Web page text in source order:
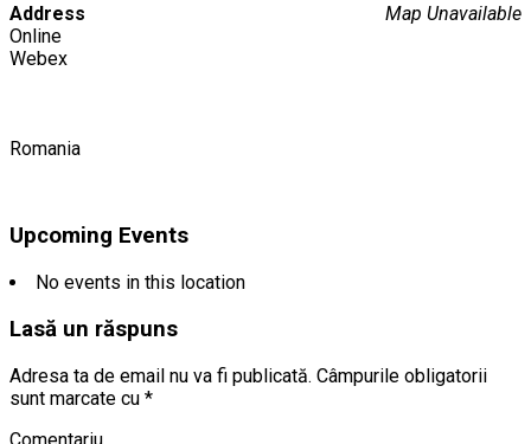
Map Unavailable
Address
Online
Webex
Romania
Upcoming Events
No events in this location
Lasă un răspuns
Adresa ta de email nu va fi publicată. Câmpurile obligatorii
sunt marcate cu *
Comentariu